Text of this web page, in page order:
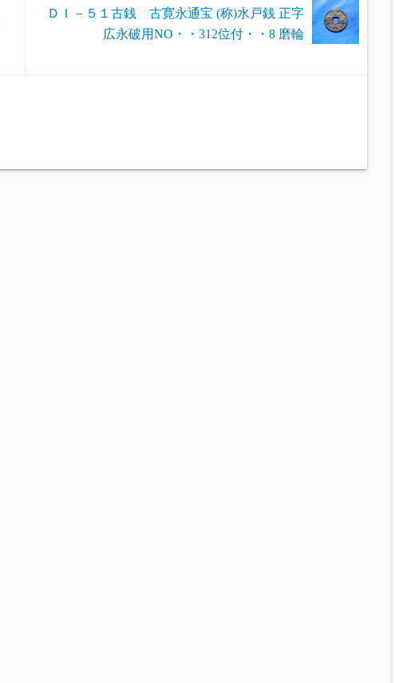
ＤＩ－５１古銭 古寛永通宝 (称)水戸銭 正字
広永破用NO・・312位付・・8 磨輪